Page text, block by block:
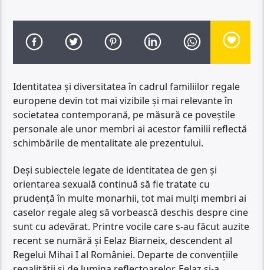
Identitatea și diversitatea în cadrul familiilor regale
europene devin tot mai vizibile și mai relevante în
societatea contemporană, pe măsură ce poveștile
personale ale unor membri ai acestor familii reflectă
schimbările de mentalitate ale prezentului.
Deși subiectele legate de identitatea de gen și
orientarea sexuală continuă să fie tratate cu
prudență în multe monarhii, tot mai mulți membri ai
caselor regale aleg să vorbească deschis despre cine
sunt cu adevărat. Printre vocile care s-au făcut auzite
recent se numără și Eelaz Biarneix, descendent al
Regelui Mihai I al României. Departe de convențiile